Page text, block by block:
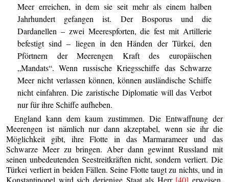
Meer erreichen, in dem sie seit mehr als einem halben
Jahrhundert gefangen ist. Der Bosporus und die
Dardanellen – zwei Meerespforten, die fest mit Artillerie
befestigt sind – liegen in den Händen der Türkei, den
Pförtnern der Meerengen Kraft des europäischen
„Mandats“. Wenn russische Kriegsschiffe das Schwarze
Meer nicht verlassen können, können ausländische Schiffe
nicht einfahren. Die zaristische Diplomatie will das Verbot
nur für ihre Schiffe aufheben.
England kann dem kaum zustimmen. Die Entwaffnung der
Meerengen ist nämlich nur dann akzeptabel, wenn sie ihr die
Möglichkeit gibt, ihre Flotte in das Marmarameer und das
Schwarze Meer zu bringen. Aber dann gewinnt Russland mit
seinen unbedeutenden Seestreitkräften nicht, sondern verliert. Die
Türkei verliert in beiden Fällen. Seine Flotte taugt zu nichts, und in
Konstantinopel wird sich derjenige Staat als Herr [40] erweisen,